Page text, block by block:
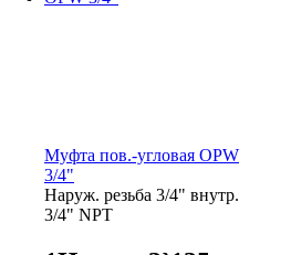
Муфта пов.-угловая OPW
3/4"
Наруж. резьба 3/4" внутр.
3/4" NPT